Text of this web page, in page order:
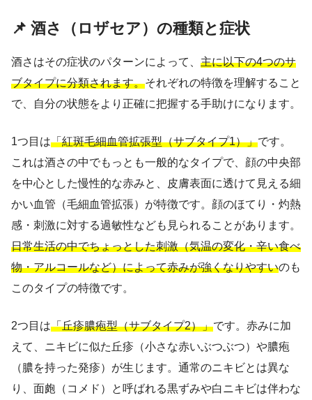
📌 酒さ（ロザセア）の種類と症状
酒さはその症状のパターンによって、 主に以下の4つのサ
ブタイプに分類されます。それぞれの特徴を理解すること
で、自分の状態をより正確に把握する手助けになります。
1つ目は「紅斑毛細血管拡張型（サブタイプ1）」です。
これは酒さの中でもっとも一般的なタイプで、顔の中央部
を中心とした慢性的な赤みと、皮膚表面に透けて見える細
かい血管（毛細血管拡張）が特徴です。顔のほてり・灼熱
感・刺激に対する過敏性なども見られることがあります。
日常生活の中でちょっとした刺激（気温の変化・辛い食べ
物・アルコールなど）によって赤みが強くなりやすいのも
このタイプの特徴です。
2つ目は「丘疹膿疱型（サブタイプ2）」です。赤みに加
えて、ニキビに似た丘疹（小さな赤いぶつぶつ）や膿疱
（膿を持った発疹）が生じます。通常のニキビとは異な
り、面皰（コメド）と呼ばれる黒ずみや白ニキビは伴わな